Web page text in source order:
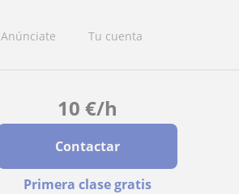
Anúnciate Tu cuenta
10 €/h
Contactar
Primera clase gratis